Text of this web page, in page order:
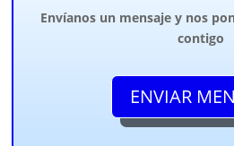
Envíanos un mensaje y nos
contigo
ENVIAR